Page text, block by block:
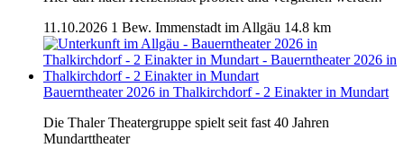
11.10.2026 1 Bew. Immenstadt im Allgäu 14.8 km
Bauerntheater 2026 in Thalkirchdorf - 2 Einakter in Mundart
Die Thaler Theatergruppe spielt seit fast 40 Jahren
Mundarttheater